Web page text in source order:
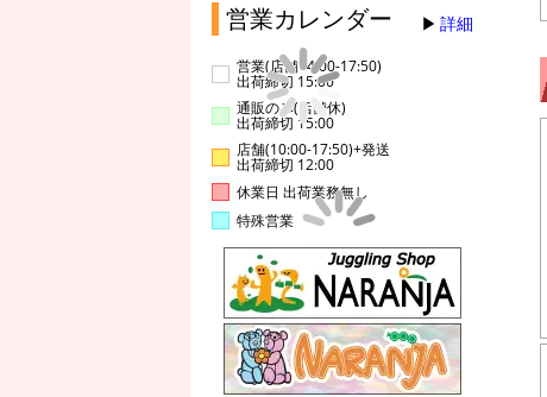
営業カレンダー 詳細
営業(店舗14:00-17:50)
出荷締切 15:00
通販のみ(店舗休)
出荷締切 15:00
店舗(10:00-17:50)+発送
出荷締切 12:00
休業日 出荷業務無し
特殊営業